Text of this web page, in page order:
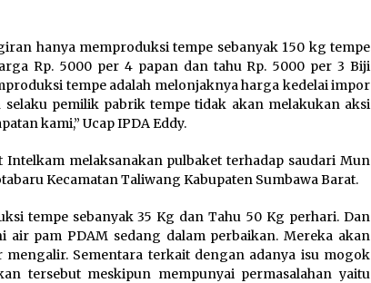
hanya memproduksi tempe sebanyak 150 kg tempe
Rp. 5000 per 4 papan dan tahu Rp. 5000 per 3 Biji
tempe adalah melonjaknya harga kedelai impor
pemilik pabrik tempe tidak akan melakukan aksi
kami,” Ucap IPDA Eddy.
Intelkam melaksanakan pulbaket terhadap saudari Mun
Kecamatan Taliwang Kabupaten Sumbawa Barat.
tempe sebanyak 35 Kg dan Tahu 50 Kg perhari. Dan
pam PDAM sedang dalam perbaikan. Mereka akan
Sementara terkait dengan adanya isu mogok
tersebut meskipun mempunyai permasalahan yaitu